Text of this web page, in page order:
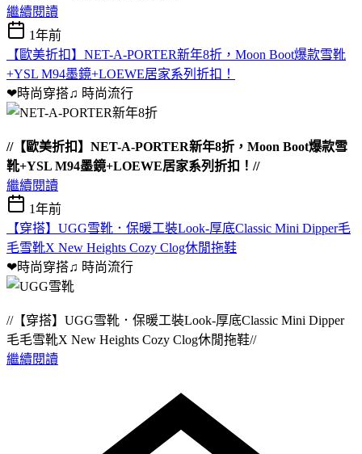
繼續閱讀
1年前
【歐美折扣】NET-A-PORTER新年8折，Moon Boot爆款雪靴
+YSL M94墨鏡+LOEWE居家系列折扣！
❤時尚穿搭♫ 時尚流行
//【歐美折扣】NET-A-PORTER新年8折，Moon Boot爆款雪
靴+YSL M94墨鏡+LOEWE居家系列折扣！//
繼續閱讀
1年前
【穿搭】UGG雪靴．保暖工裝Look-厚底Classic Mini Dipper毛
毛雪靴X New Heights Cozy Clog休閒拖鞋
❤時尚穿搭♫ 時尚流行
//【穿搭】UGG雪靴．保暖工裝Look-厚底Classic Mini Dipper
毛毛雪靴X New Heights Cozy Clog休閒拖鞋//
繼續閱讀